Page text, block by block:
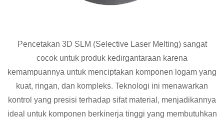
Pencetakan 3D SLM (Selective Laser Melting) sangat
cocok untuk produk kedirgantaraan karena
kemampuannya untuk menciptakan komponen logam yang
kuat, ringan, dan kompleks. Teknologi ini menawarkan
kontrol yang presisi terhadap sifat material, menjadikannya
ideal untuk komponen berkinerja tinggi yang membutuhkan